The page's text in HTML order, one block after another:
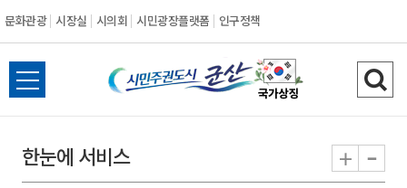
문화관광 시장실 시의회 시민광장플랫폼 인구정책
시
민
전
체
뉴
열
검
색
기
한눈에 서비스 + -